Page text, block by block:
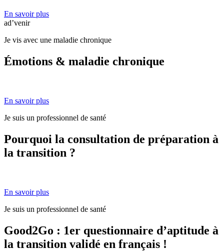
En savoir plus
ad’venir
Je vis avec une maladie chronique
Émotions & maladie chronique
En savoir plus
Je suis un professionnel de santé
Pourquoi la consultation de préparation à
la transition ?
En savoir plus
Je suis un professionnel de santé
Good2Go : 1er questionnaire d’aptitude à
la transition validé en français !